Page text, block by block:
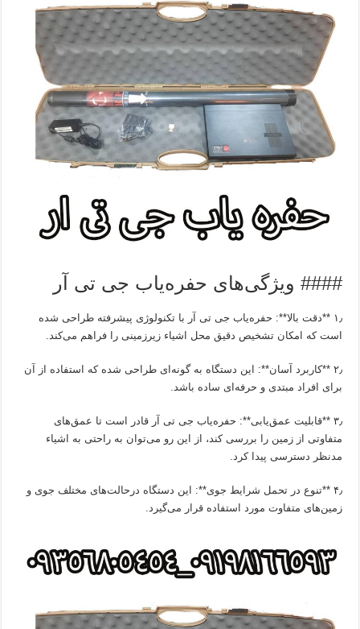
#### ویژگی‌های حفره‌یاب جی تی آر
۱٫ **دقت بالا**: حفره‌یاب جی تی آر با تکنولوژی پیشرفته طراحی شده
است که امکان تشخیص دقیق محل اشیاء زیرزمینی را فراهم می‌کند.
۲٫ **کاربرد آسان**: این دستگاه به گونه‌ای طراحی شده که استفاده از آن
برای افراد مبتدی و حرفه‌ای ساده باشد.
۳٫ **قابلیت عمق‌یابی**: حفره‌یاب جی تی آر قادر است تا عمق‌های
متفاوتی از زمین را بررسی کند، از این رو می‌توان به راحتی به اشیاء
مدنظر دسترسی پیدا کرد.
۴٫ **تنوع در تحمل شرایط جوی**: این دستگاه درحالت‌های مختلف جوی و
زمین‌های متفاوت مورد استفاده قرار می‌گیرد.